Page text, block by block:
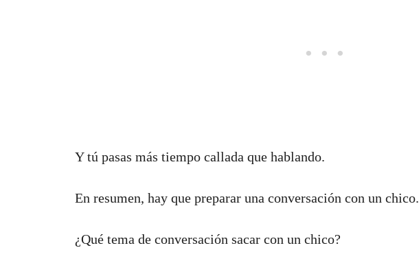
Y tú pasas más tiempo callada que hablando.
En resumen, hay que preparar una conversación con un chico.
¿Qué tema de conversación sacar con un chico?